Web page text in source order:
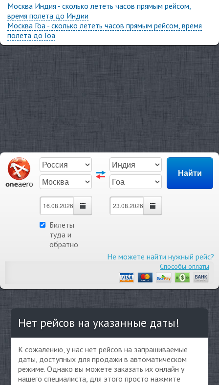
Москва Индия - сколько лететь часов прямым рейсом,
время полета до Индии
Москва Гоа - сколько лететь часов прямым рейсом, время
полета до Гоа
Билеты
туда и
обратно
Не можете найти нужный рейс?
Способы оплаты
Нет рейсов на указанные даты!
К сожалению, у нас нет рейсов на запрашиваемые
даты, доступных для продажи в автоматическом
режиме. Однако вы можете заказать их онлайн у
нашего специалиста, для этого просто нажмите